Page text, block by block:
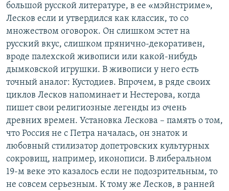
большой русской литературе, в ее «мэйнстриме»,
Лесков если и утвердился как классик, то со
множеством оговорок. Он слишком эстет на
русский вкус, слишком прянично-декоративен,
вроде палехской живописи или какой-нибудь
дымковской игрушки. В живописи у него есть
точный аналог: Кустодиев. Впрочем, в ряде своих
циклов Лесков напоминает и Нестерова, когда
пишет свои религиозные легенды из очень
древних времен. Установка Лескова – память о том,
что Россия не с Петра началась, он знаток и
любовный стилизатор допетровских культурных
сокровищ, например, иконописи. В либеральном
19-м веке это казалось если не подозрительным, то
не совсем серьезным. К тому же Лесков, в ранней